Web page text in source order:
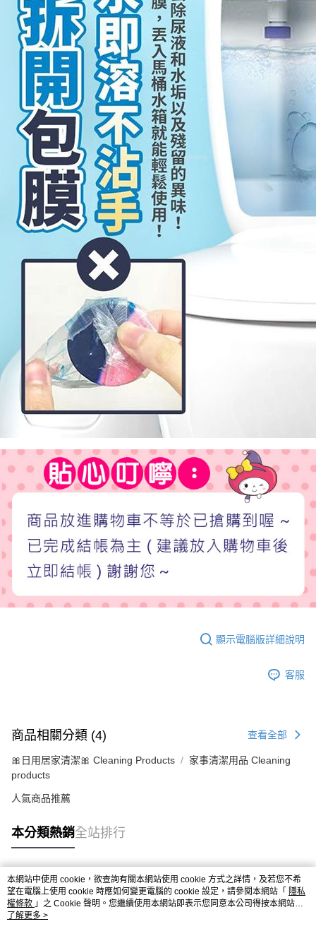
顯示電腦版詳細說明
客服
商品相關分類 (4) 查看全部
🎀日用居家清潔🎀 Cleaning Products
家事清潔用品 Cleaning
products
人氣商品推薦
本分類熱銷全站排行
熱門標籤
本網站中使用 cookie，欲查詢有關本網站使用 cookie 方式之詳情，及若您不希
望在電腦上使用 cookie 時應如何變更電腦的 cookie 設定，請參閱本網站「 隱私
權條款 」之 Cookie 聲明。您繼續使用本網站即表示您同意本公司得按本網站使
用條款之 Cookie 聲明使用 cookie。
了解更多 >